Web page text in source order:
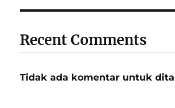
Recent Comments
Tidak ada komentar untuk